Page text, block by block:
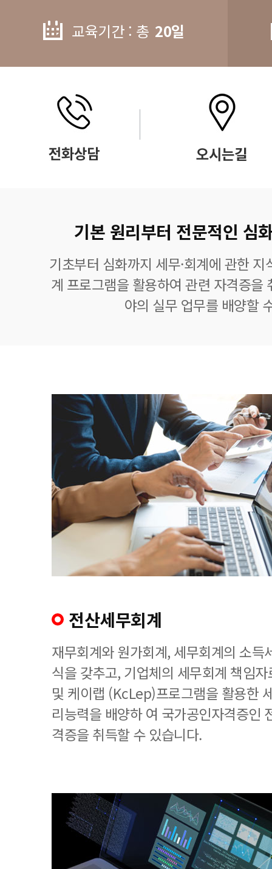
교육기간 : 총 20일
기본 원리부터 전문적인 심
기초부터 심화까지 세무·회계에 관한
계 프로그램을 활용하여 관련 자격증을
야의 실무 업무를 배양할
전산세무회계
재무회계와 원가회계, 세무회계의 소득
식을 갖추고, 기업체의 세무회계 책임
및 케이랩 (KcLep)프로그램을 활용한
리능력을 배양하 여 국가공인자격증인
격증을 취득할 수 있습니다.